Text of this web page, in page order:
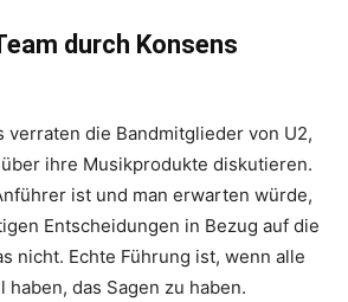
durch Konsens
verraten die Bandmitglieder von U2,
ihre Musikprodukte diskutieren.
ist und man erwarten würde,
Entscheidungen in Bezug auf die
nicht. Echte Führung ist, wenn alle
haben, das Sagen zu haben.